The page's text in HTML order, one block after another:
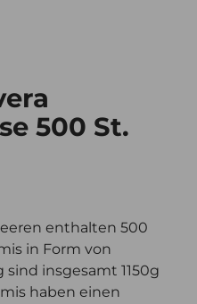
500 St.
enthalten 500
in Form von
insgesamt 1150g
haben einen